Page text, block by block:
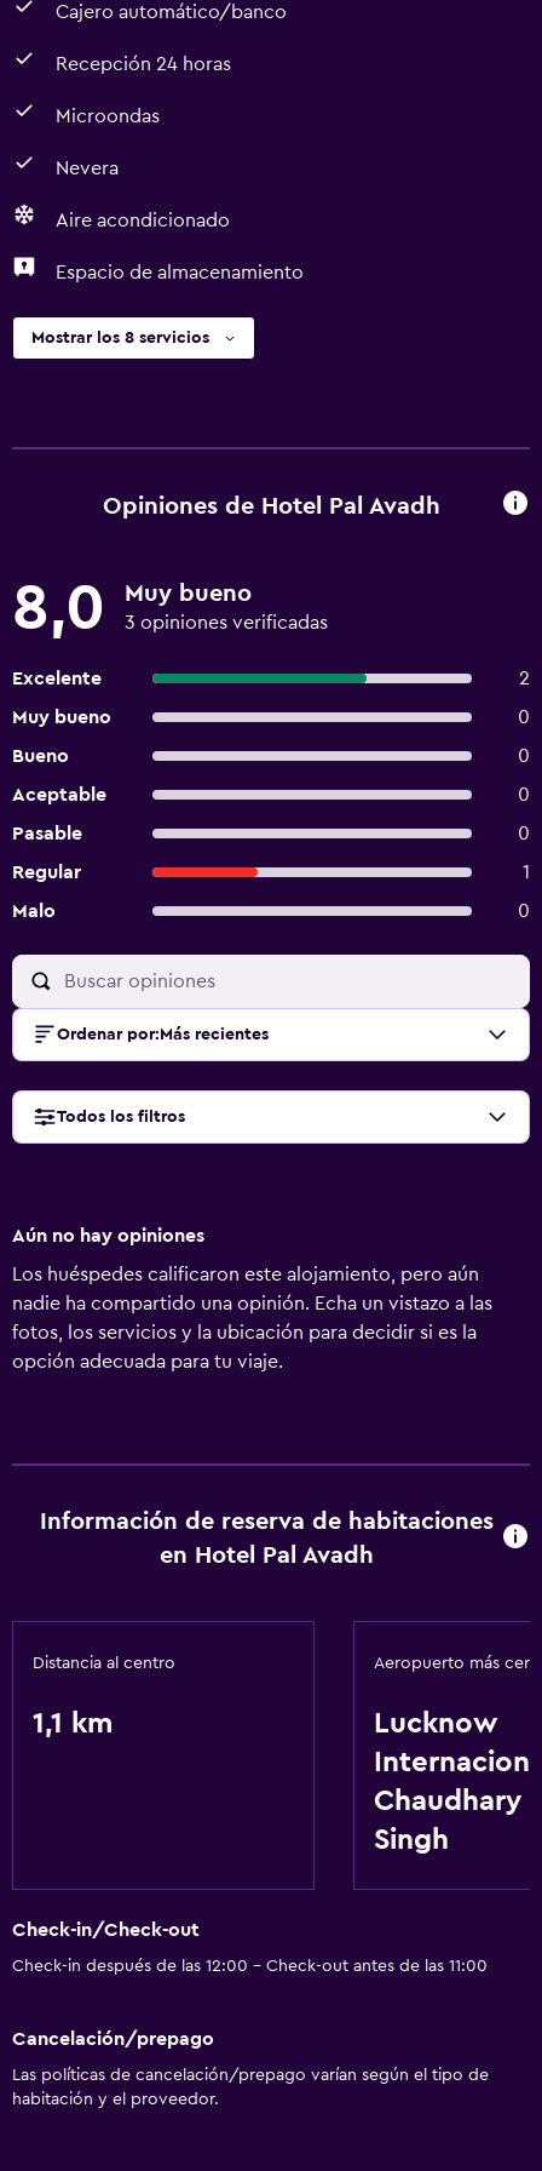
Cajero automático/banco
Recepción 24 horas
Microondas
Nevera
Aire acondicionado
Espacio de almacenamiento
Mostrar los 8 servicios
Opiniones de Hotel Pal Avadh
8,0 Muy bueno
3 opiniones verificadas
Excelente
2
Muy bueno
0
Bueno
0
Aceptable
0
Pasable
0
Regular
1
Malo
0
Ordenar por: Más recientes
Todos los filtros
Aún no hay opiniones
Los huéspedes calificaron este alojamiento, pero aún
nadie ha compartido una opinión. Echa un vistazo a las
fotos, los servicios y la ubicación para decidir si es la
opción adecuada para tu viaje.
Información de reserva de habitaciones
en Hotel Pal Avadh
Distancia al centro
1,1 km
Aeropuerto más
Lucknow
Chaudhary
Singh
Check-in/Check-out
Check-in después de las 12:00 - Check-out antes de las 11:00
Cancelación/prepago
Las políticas de cancelación/prepago varían según el tipo de
habitación y el proveedor.